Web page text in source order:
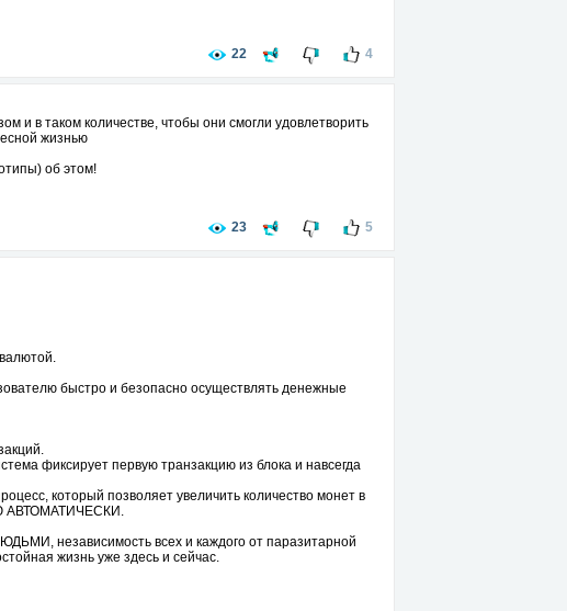
22 4
и в таком количестве, чтобы они смогли удовлетворить
жизнью
об этом!
23 5
быстро и безопасно осуществлять денежные
фиксирует первую транзакцию из блока и навсегда
который позволяет увеличить количество монет в
АВТОМАТИЧЕСКИ.
независимость всех и каждого от паразитарной
жизнь уже здесь и сейчас.